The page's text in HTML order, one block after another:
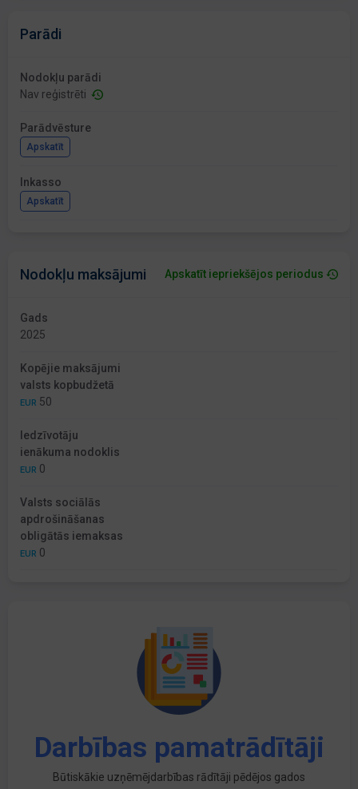
Parādi
Nodokļu parādi
Nav reģistrēti
Parādvēsture
Apskatīt
Inkasso
Apskatīt
Nodokļu maksājumi Apskatīt iepriekšējos periodus
Gads
2025
Kopējie maksājumi
valsts kopbudžetā
EUR 50
Iedzīvotāju
ienākuma nodoklis
EUR 0
Valsts sociālās
apdrošināšanas
obligātās iemaksas
EUR 0
Darbības pamatrādītāji
Būtiskākie uzņēmējdarbības rādītāji pēdējos gados